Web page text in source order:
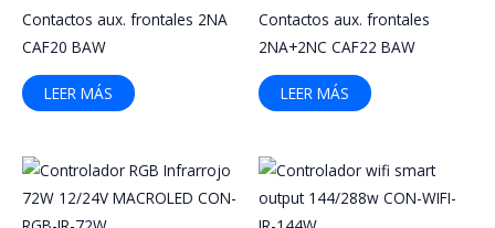
Contactos aux. frontales 2NA
CAF20 BAW
LEER MÁS
Contactos aux. frontales
2NA+2NC CAF22 BAW
LEER MÁS